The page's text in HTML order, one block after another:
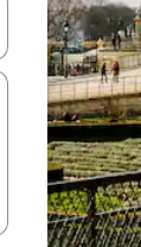
със